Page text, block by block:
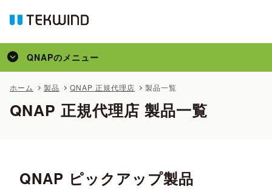
QNAPのメニュー
トップ
製品
特集
ホーム 製品 QNAP 正規代理店 製品一覧
QNAP 正規代理店 製品一覧
QNAP ピックアップ製品